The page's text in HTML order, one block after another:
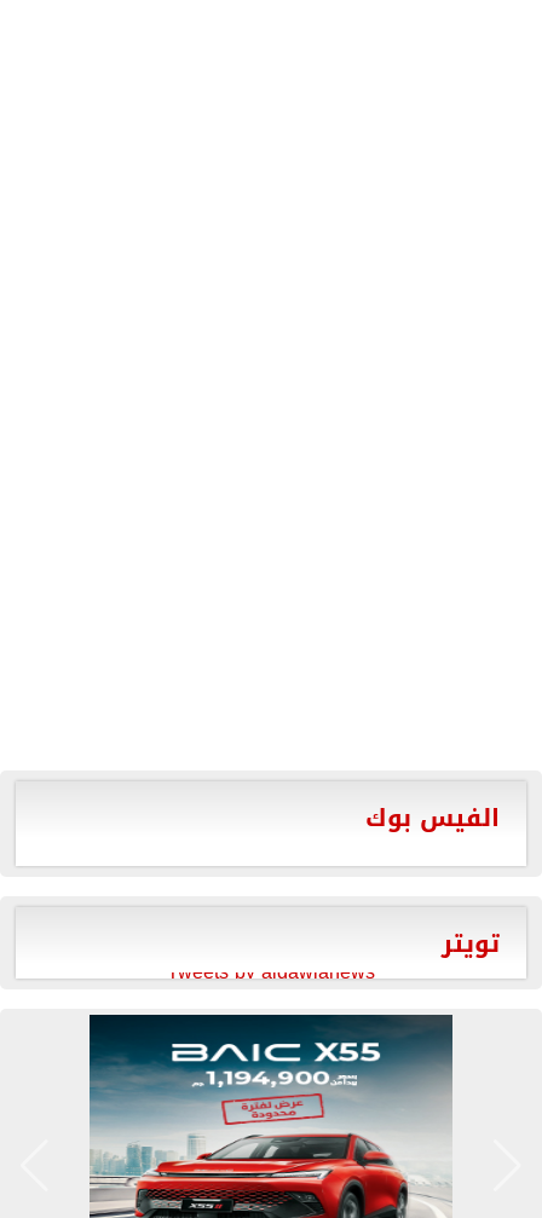
الفيس بوك
تويتر
Tweets by aldawlanews